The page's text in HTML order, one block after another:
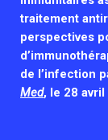
traitement
perspectives
de l’infection
Med, le 28 avril